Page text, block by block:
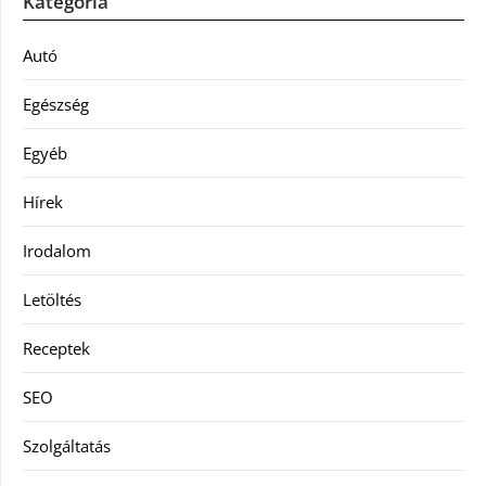
Autó
Egészség
Egyéb
Hírek
Irodalom
Letöltés
Receptek
SEO
Szolgáltatás